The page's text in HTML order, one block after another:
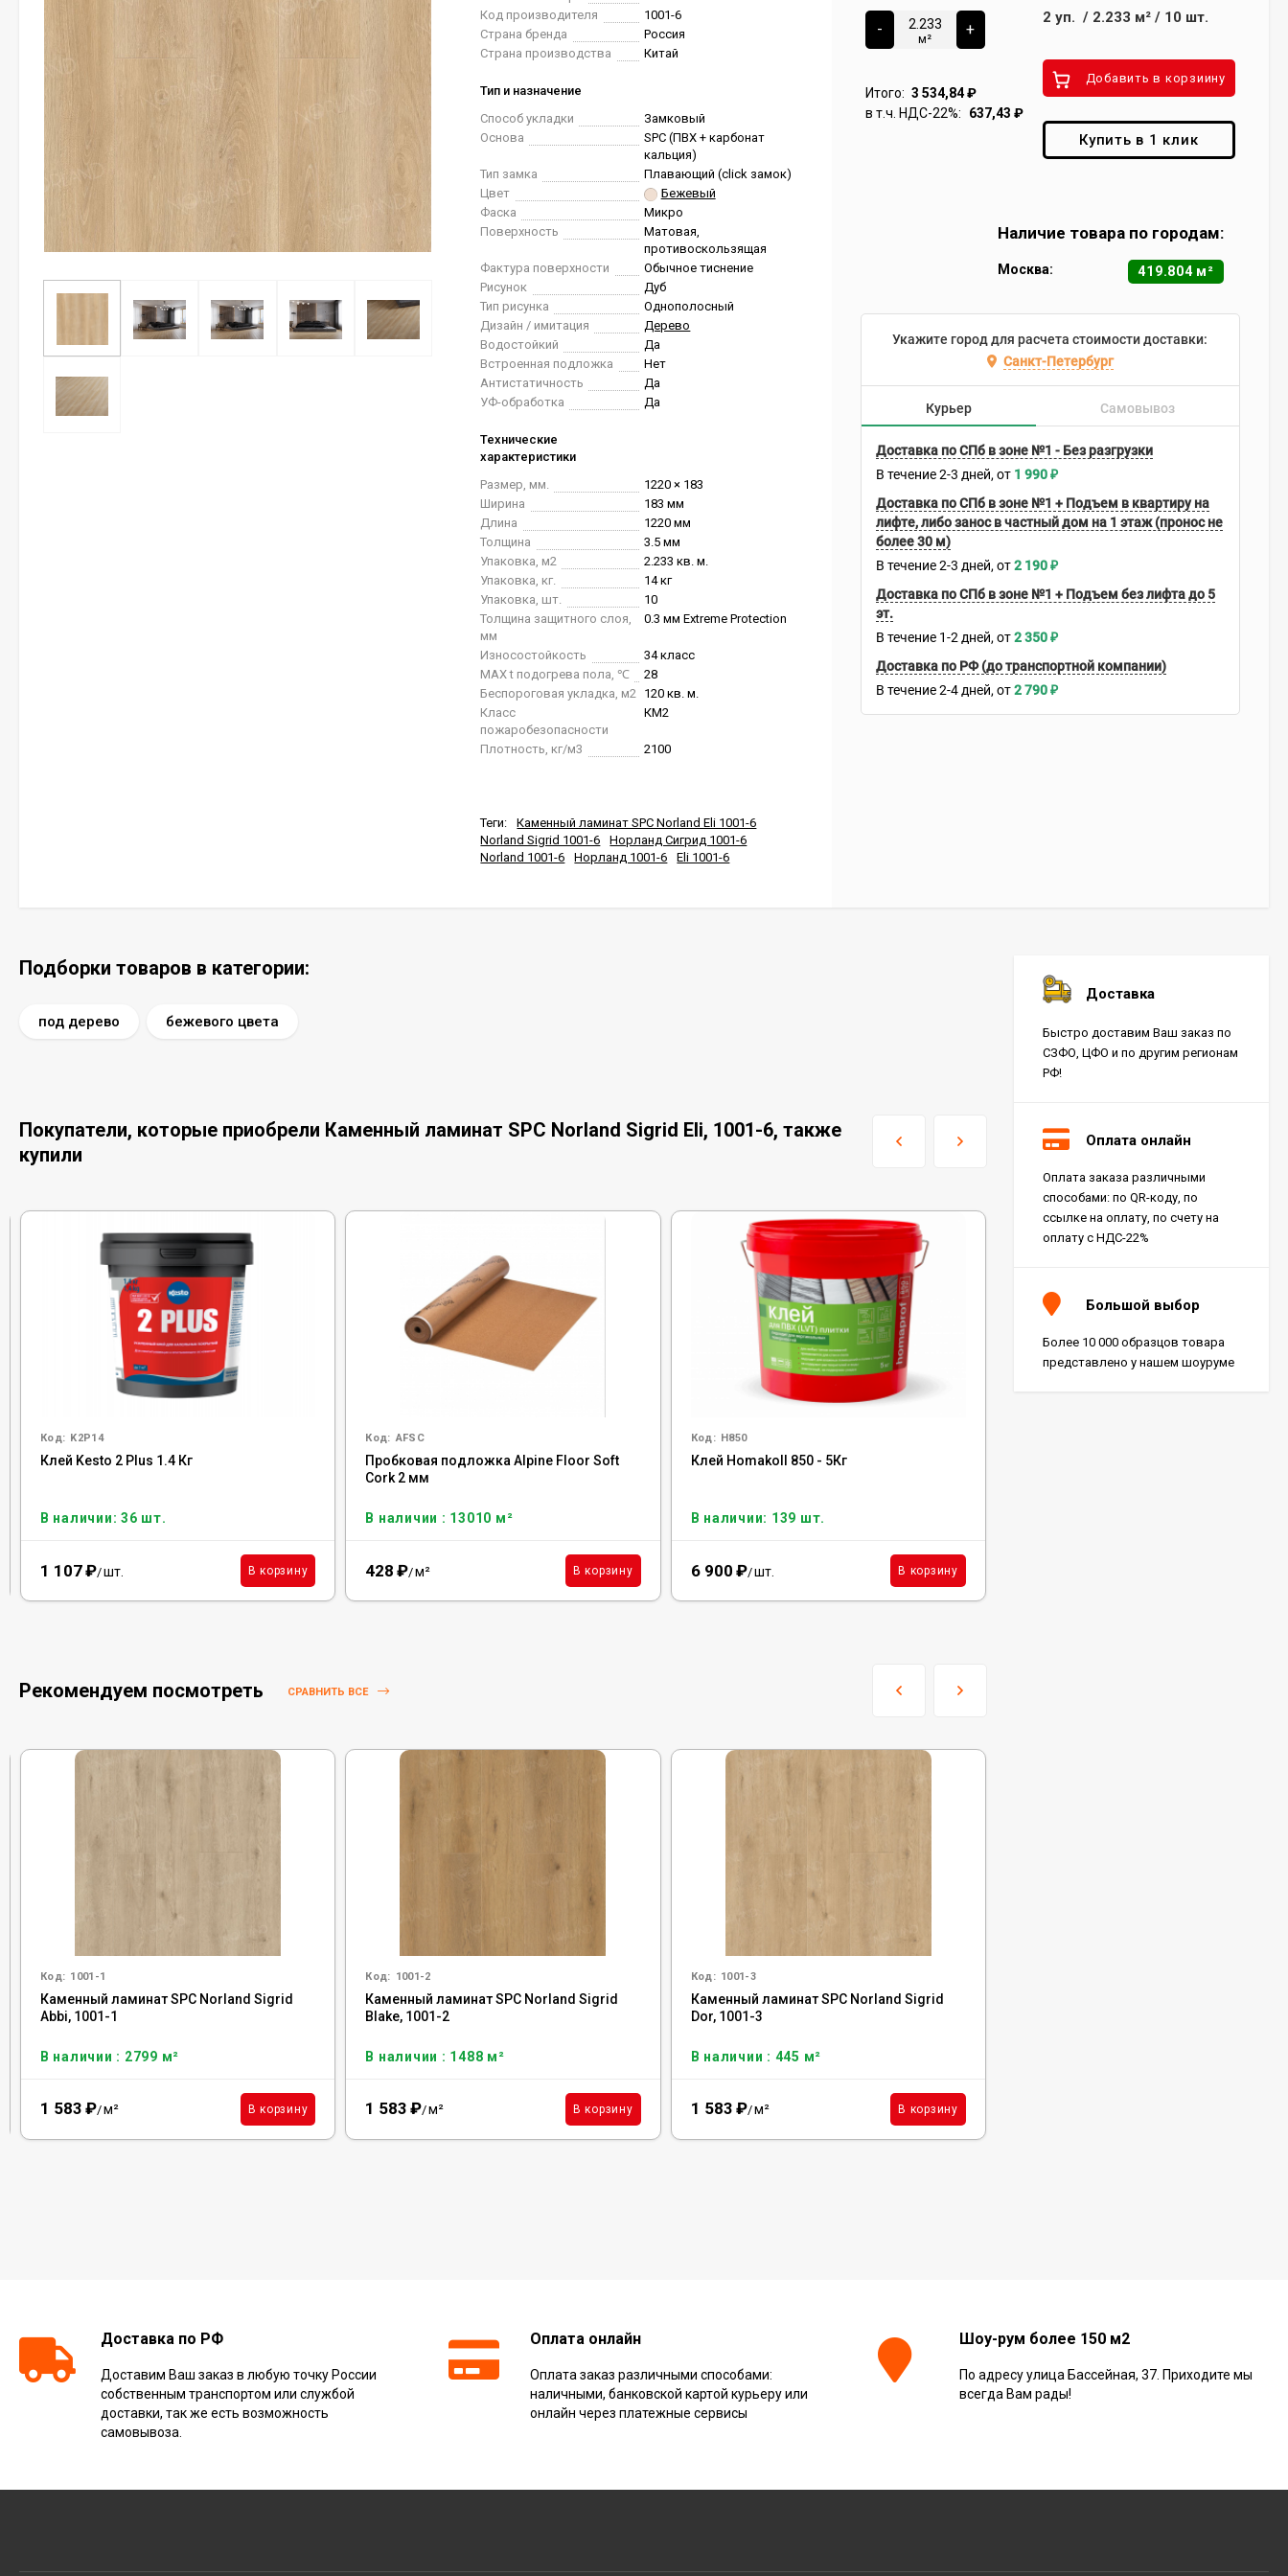
Код производителя
1001-6
Страна бренда
Россия
Страна производства
Китай
Тип и назначение
Способ укладки
Замковый
Основа
SPC (ПВХ + карбонат
кальция)
Тип замка
Плавающий (click замок)
Цвет
Бежевый
Фаска
Микро
Поверхность
Матовая,
противоскользящая
Фактура поверхности
Обычное тиснение
Рисунок
Дуб
Тип рисунка
Однополосный
Дизайн / имитация
Дерево
Водостойкий
Да
Встроенная подложка
Нет
Антистатичность
Да
УФ-обработка
Да
Технические
характеристики
Размер, мм.
1220 × 183
Ширина
183 мм
Длина
1220 мм
Толщина
3.5 мм
Упаковка, м2
2.233 кв. м.
Упаковка, кг.
14 кг
Упаковка, шт.
10
Толщина защитного слоя,
мм
0.3 мм Extreme Protection
Износостойкость
34 класс
MAX t подогрева пола, ℃
28
Беспороговая укладка, м2 120 кв. м.
Класс
пожаробезопасности
КМ2
Плотность, кг/м3 2100
Теги:
Каменный ламинат SPC Norland Eli 1001-6
Norland Sigrid 1001-6
Норланд Сигрид 1001-6
Norland 1001-6
Норланд 1001-6 Eli 1001-6
-
м²
+
Итого: 3 534,84₽
в т.ч. НДС-22%:
637,43 ₽
2 уп. / 2.233 м²/ 10 шт.
Добавить в корзиину
Купить в 1 клик
Наличие товара по городам:
Москва: 419.804 м²
Укажите город для расчета стоимости доставки:
Санкт-Петербург
Курьер Самовывоз
Доставка по СПб в зоне №1 - Без разгрузки
В течение 2-3 дней 1 990₽
Доставка по СПб в зоне №1 + Подъем в квартиру на
лифте, либо занос в частный дом на 1 этаж (пронос не
более 30 м)
В течение 2-3 дней 2 190₽
Доставка по СПб в зоне №1 + Подъем без лифта до 5
эт.
В течение 1-2 дней 2 350₽
Доставка по РФ (до транспортной компании)
В течение 2-4 дней 2 790₽
Подборки товаров в категории:
под дерево бежевого цвета
Покупатели, которые приобрели Каменный ламинат SPC Norland Sigrid Eli, 1001-6, также
купили
Код: K2P14
Клей Kesto 2 Plus 1.4 Кг
В наличии: 36 шт.
1 107₽/шт. В корзину
Код: AFSC
Пробковая подложка Alpine Floor Soft
Cork 2 мм
В наличии : 13010 м²
428 ₽/м² В корзину
Код: H850
Клей Homakoll 850 - 5Кг
В наличии: 139 шт.
6 900 ₽/шт. В корзину
Рекомендуем посмотреть СРАВНИТЬ ВСЕ
Код: 1001-1
Каменный ламинат SPC Norland Sigrid
Abbi, 1001-1
В наличии : 2799 м²
1 583 ₽/м² В корзину
Код: 1001-2
Каменный ламинат SPC Norland Sigrid
Blake, 1001-2
В наличии : 1488 м²
1 583 ₽/м² В корзину
Код: 1001-3
Каменный ламинат SPC Norland Sigrid
Dor, 1001-3
В наличии : 445 м²
1 583 ₽/м² В корзину
Доставка
Быстро доставим Ваш заказ по
СЗФО, ЦФО и по другим регионам
РФ!
Оплата онлайн
Оплата заказа различными
способами: по QR-коду, по
ссылке на оплату, по счету на
оплату с НДС-22%
Большой выбор
Более 10 000 образцов товара
представлено у нашем шоуруме
Доставка по РФ
Доставим Ваш заказ в любую точку России
собственным транспортом или службой
доставки, так же есть возможность
самовывоза.
Оплата онлайн
Оплата заказ различными способами:
наличными, банковской картой курьеру или
онлайн через платежные сервисы
Шоу-рум более 150 м2
По адресу улица Бассейная, 37. Приходите мы
всегда Вам рады!